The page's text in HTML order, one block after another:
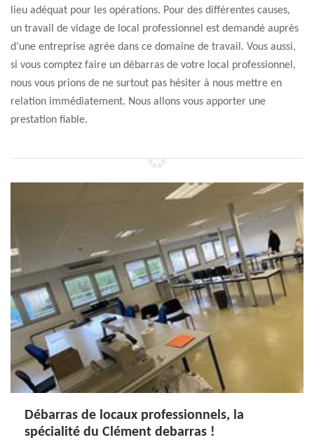
lieu adéquat pour les opérations. Pour des différentes causes,
un travail de vidage de local professionnel est demandé auprès
d’une entreprise agrée dans ce domaine de travail. Vous aussi,
si vous comptez faire un débarras de votre local professionnel,
nous vous prions de ne surtout pas hésiter à nous mettre en
relation immédiatement. Nous allons vous apporter une
prestation fiable.
Débarras de locaux professionnels, la
spécialité du Clément debarras !